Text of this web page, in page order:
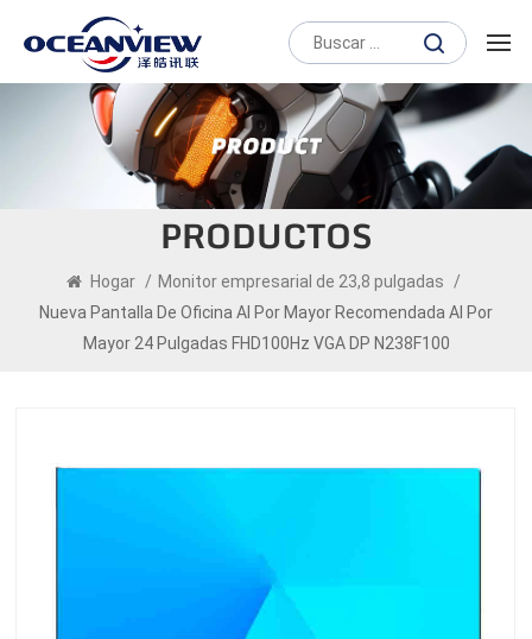
PRODUCTOS
Hogar / Monitor empresarial de 23,8 pulgadas
/
Nueva Pantalla De Oficina Al Por Mayor Recomendada Al Por
Mayor 24 Pulgadas FHD100Hz VGA DP N238F100